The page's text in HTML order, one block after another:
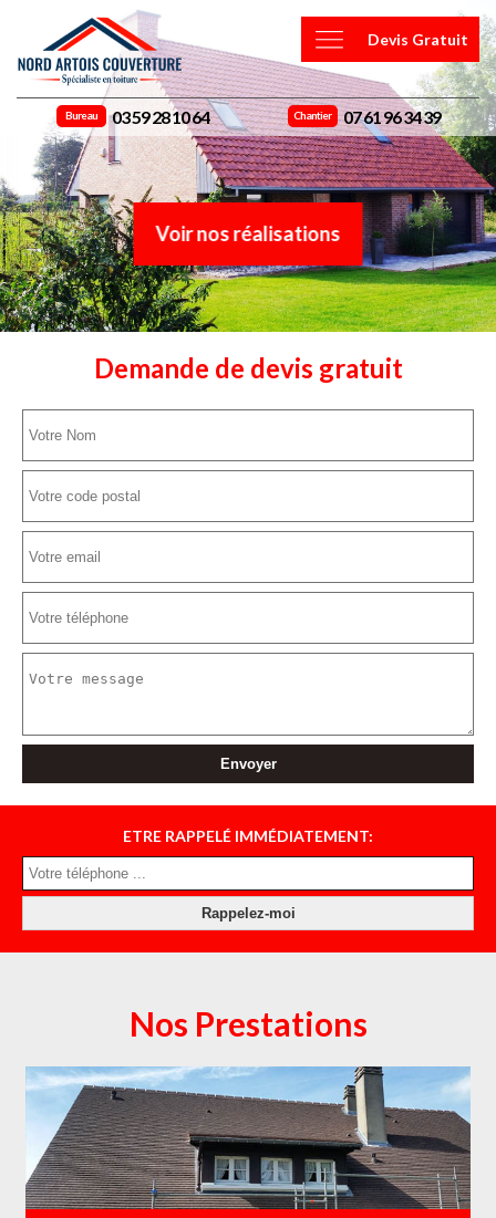
Devis Gratuit
Bureau 03 59 28 10 64 Chantier 07 61 96 34 39
Voir nos réalisations
Demande de devis gratuit
ETRE RAPPELÉ IMMÉDIATEMENT:
Nos Prestations